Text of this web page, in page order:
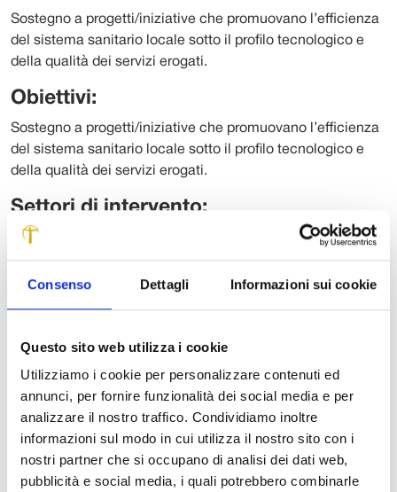
Consenso Dettagli Informazioni sui cookie
Questo sito web utilizza i cookie
Utilizziamo i cookie per personalizzare contenuti ed
annunci, per fornire funzionalità dei social media e per
analizzare il nostro traffico. Condividiamo inoltre
informazioni sul modo in cui utilizza il nostro sito con i
nostri partner che si occupano di analisi dei dati web,
pubblicità e social media, i quali potrebbero combinarle
Sostegno a progetti/iniziative che promuovano l’efficienza
del sistema sanitario locale sotto il profilo tecnologico e
della qualità dei servizi erogati.
Obiettivi:
Sostegno a progetti/iniziative che promuovano l’efficienza
del sistema sanitario locale sotto il profilo tecnologico e
della qualità dei servizi erogati.
Settori di intervento:
Salute Pubblica, Medicina Preventiva e Riabilitativa
limitatamente ai sottosettori elencati nel Bando
Destinatari:
istituzionalmente all’interno del Sistema Sanitario. Ad
esempio: ASL, Case di cura, Associazioni che operano nel
settore sanitario (Misericordia, Croce Verde, Pubblica
Assistenza, ecc.).
Come fare: